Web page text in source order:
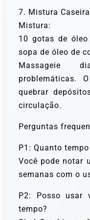
7. Mistura
Mistura:
10 gotas de
sopa de óleo de
Massageie
problemáticas.
quebrar
circulação.
Perguntas
P1: Quanto
Você pode notar
semanas com o
P2: Posso usar
tempo?